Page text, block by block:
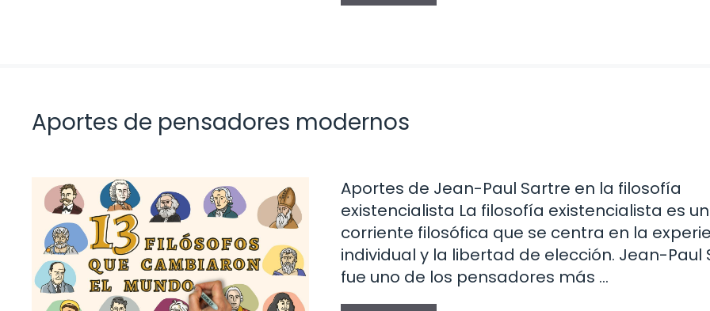
Aportes de pensadores modernos
Aportes de Jean-Paul Sartre en la filosofía
existencialista La filosofía existencialista es
corriente filosófica que se centra en la
individual y la libertad de elección. Jean-Paul
fue uno de los pensadores más …